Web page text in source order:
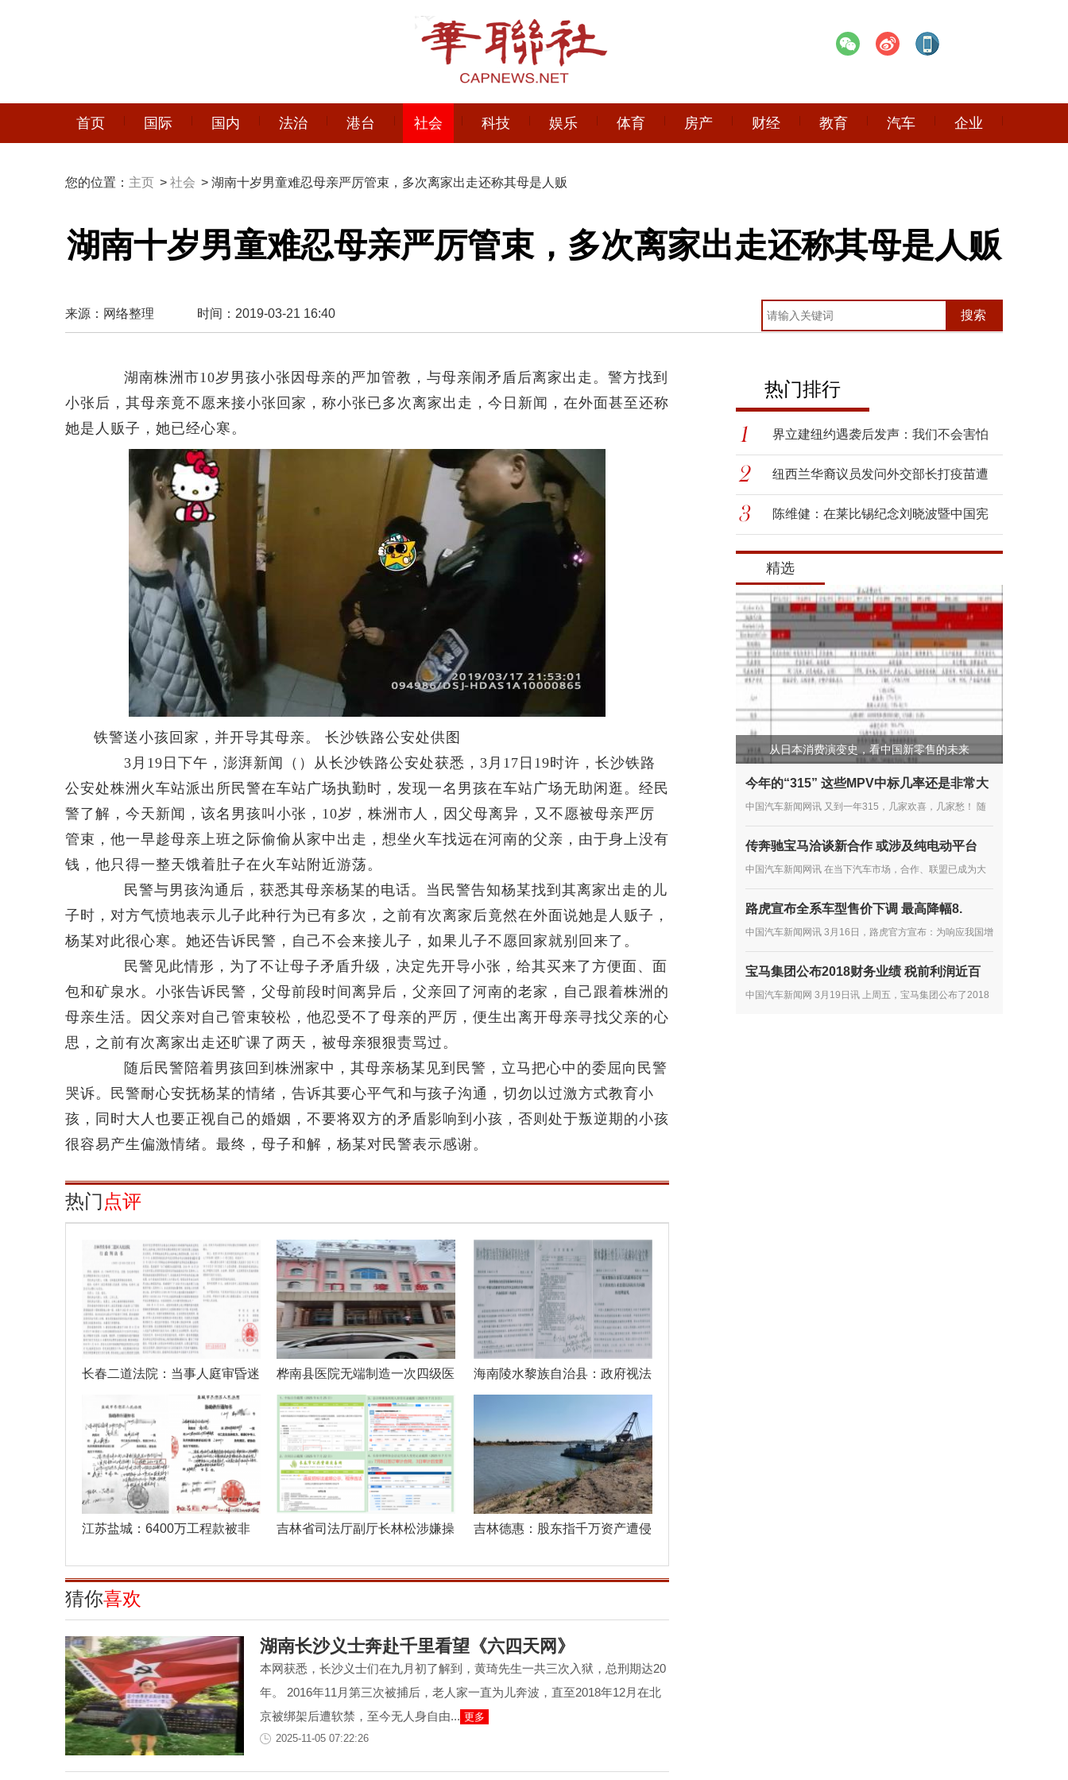
首页 国际 国内 法治 港台 社会 科技 娱乐 体育 房产 财经 教育 汽车 企业
您的位置： 主页 > 社会 > 湖南十岁男童难忍母亲严厉管束，多次离家出走还称其母是人贩
湖南十岁男童难忍母亲严厉管束，多次离家出走还称其母是人贩
来源：网络整理 时间：2019-03-21 16:40 搜索
湖南株洲市10岁男孩小张因母亲的严加管教，与母亲闹矛盾后离家出走。警方找到
小张后，其母亲竟不愿来接小张回家，称小张已多次离家出走，今日新闻，在外面甚至还称
她是人贩子，她已经心寒。
铁警送小孩回家，并开导其母亲。 长沙铁路公安处供图
3月19日下午，澎湃新闻（）从长沙铁路公安处获悉，3月17日19时许，长沙铁路
公安处株洲火车站派出所民警在车站广场执勤时，发现一名男孩在车站广场无助闲逛。经民
警了解，今天新闻，该名男孩叫小张，10岁，株洲市人，因父母离异，又不愿被母亲严厉
管束，他一早趁母亲上班之际偷偷从家中出走，想坐火车找远在河南的父亲，由于身上没有
钱，他只得一整天饿着肚子在火车站附近游荡。
民警与男孩沟通后，获悉其母亲杨某的电话。当民警告知杨某找到其离家出走的儿
子时，对方气愤地表示儿子此种行为已有多次，之前有次离家后竟然在外面说她是人贩子，
杨某对此很心寒。她还告诉民警，自己不会来接儿子，如果儿子不愿回家就别回来了。
民警见此情形，为了不让母子矛盾升级，决定先开导小张，给其买来了方便面、面
包和矿泉水。小张告诉民警，父母前段时间离异后，父亲回了河南的老家，自己跟着株洲的
母亲生活。因父亲对自己管束较松，他忍受不了母亲的严厉，便生出离开母亲寻找父亲的心
思，之前有次离家出走还旷课了两天，被母亲狠狠责骂过。
随后民警陪着男孩回到株洲家中，其母亲杨某见到民警，立马把心中的委屈向民警
哭诉。民警耐心安抚杨某的情绪，告诉其要心平气和与孩子沟通，切勿以过激方式教育小
孩，同时大人也要正视自己的婚姻，不要将双方的矛盾影响到小孩，否则处于叛逆期的小孩
很容易产生偏激情绪。最终，母子和解，杨某对民警表示感谢。
热门 点评
长春二道法院：当事人庭审昏迷
休克法官
桦南县医院无端制造一次四级医
疗事故彻
海南陵水黎族自治县：政府视法
江苏盐城：6400万工程款被非 吉林省司法厅副厅长林松涉嫌操 吉林德惠：股东指千万资产遭侵
猜你喜欢
湖南长沙义士奔赴千里看望《六四天网》
本网获悉，长沙义士们在九月初了解到，黄琦先生一共三次入狱，总刑期达20
年。 2016年11月第三次被捕后，老人家一直为儿奔波，直至2018年12月在北
京被绑架后遭软禁，至今无人身自由... 更多
2025-11-05 07:22:26
热门排行
界立建纽约遇袭后发声：我们不会害怕
纽西兰华裔议员发问外交部长打疫苗遭
呛
陈维健：在莱比锡纪念刘晓波暨中国宪
政
精选
从日本消费演变史，看中国新零售的未来
今年的“315” 这些MPV中标几率还是非常大
中国汽车新闻网讯 又到一年315，几家欢喜，几家愁！ 随
全国消协组织受理汽车产品投诉情况分析》。 按分析报告
显示，2018年全国...
传奔驰宝马洽谈新合作 或涉及纯电动平台
中国汽车新闻网讯 在当下汽车市场，合作、联盟已成为大
年前，雷诺、日产、三菱就达成了联盟合作协议，大众向其
他车企...
路虎宣布全系车型售价下调 最高降幅8.
中国汽车新闻网讯 3月16日，路虎官方宣布：为响应我国增
费者，路虎提前下调在华销售的路虎品牌全系车型厂商建议
零售价...
宝马集团公布2018财务业绩 税前利润近百
中国汽车新闻网 3月19日讯 上周五，宝马集团公布了2018